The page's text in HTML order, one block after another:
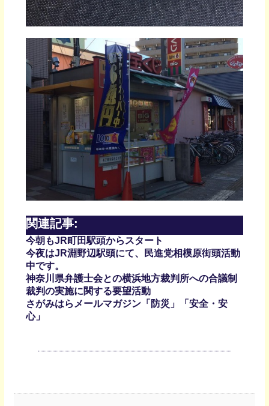
関連記事:
今朝もJR町田駅頭からスタート
今夜はJR淵野辺駅頭にて、民進党相模原街頭活動
中です。
神奈川県弁護士会との横浜地方裁判所への合議制
裁判の実施に関する要望活動
さがみはらメールマガジン「防災」「安全・安
心」